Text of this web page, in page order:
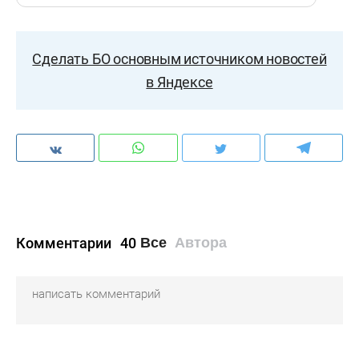
Сделать БО основным источником новостей
в Яндексе
Комментарии 40 Все Автора